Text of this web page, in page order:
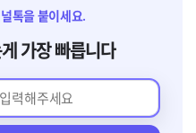
톡을 붙이세요.
가장 빠릅니다